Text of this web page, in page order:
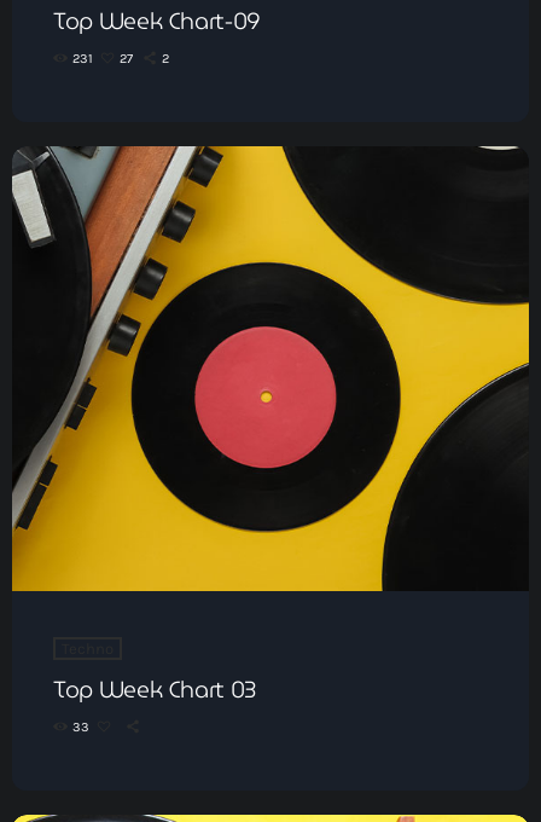
Top Week Chart-09
231 27 2
Top Week Chart 03
33